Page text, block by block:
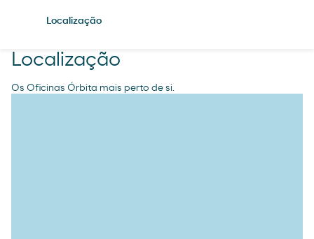
Localização
Localização
Os Oficinas Órbita mais perto de si.